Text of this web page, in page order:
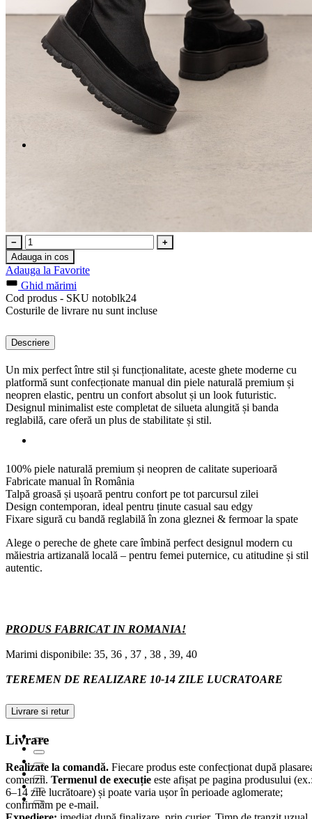
−
+
Adauga in cos
Adauga la Favorite
Ghid mărimi
Cod produs - SKU notoblk24
Costurile de livrare nu sunt incluse
Descriere
Un mix perfect între stil și funcționalitate, aceste ghete moderne cu
platformă sunt confecționate manual din piele naturală premium și
neopren elastic, pentru un confort absolut și un look futuristic.
Designul minimalist este completat de silueta alungită și banda
reglabilă, care oferă un plus de stabilitate și stil.
100% piele naturală premium și neopren de calitate superioară
Fabricate manual în România
Talpă groasă și ușoară pentru confort pe tot parcursul zilei
Design contemporan, ideal pentru ținute casual sau edgy
Fixare sigură cu bandă reglabilă în zona gleznei & fermoar la spate
Alege o pereche de ghete care îmbină perfect designul modern cu
măiestria artizanală locală – pentru femei puternice, cu atitudine și stil
autentic.
PRODUS FABRICAT IN ROMANIA!
Marimi disponibile: 35, 36 , 37 , 38 , 39, 40
TEREMEN DE REALIZARE 10-14 ZILE LUCRATOARE
Livrare si retur
Livrare
Realizate la comandă. Fiecare produs este confecționat după
comenzii. Termenul de execuție este afișat pe pagina produsului
6–14 zile lucrătoare) și poate varia ușor în perioade aglomerate;
confirmăm pe e-mail.